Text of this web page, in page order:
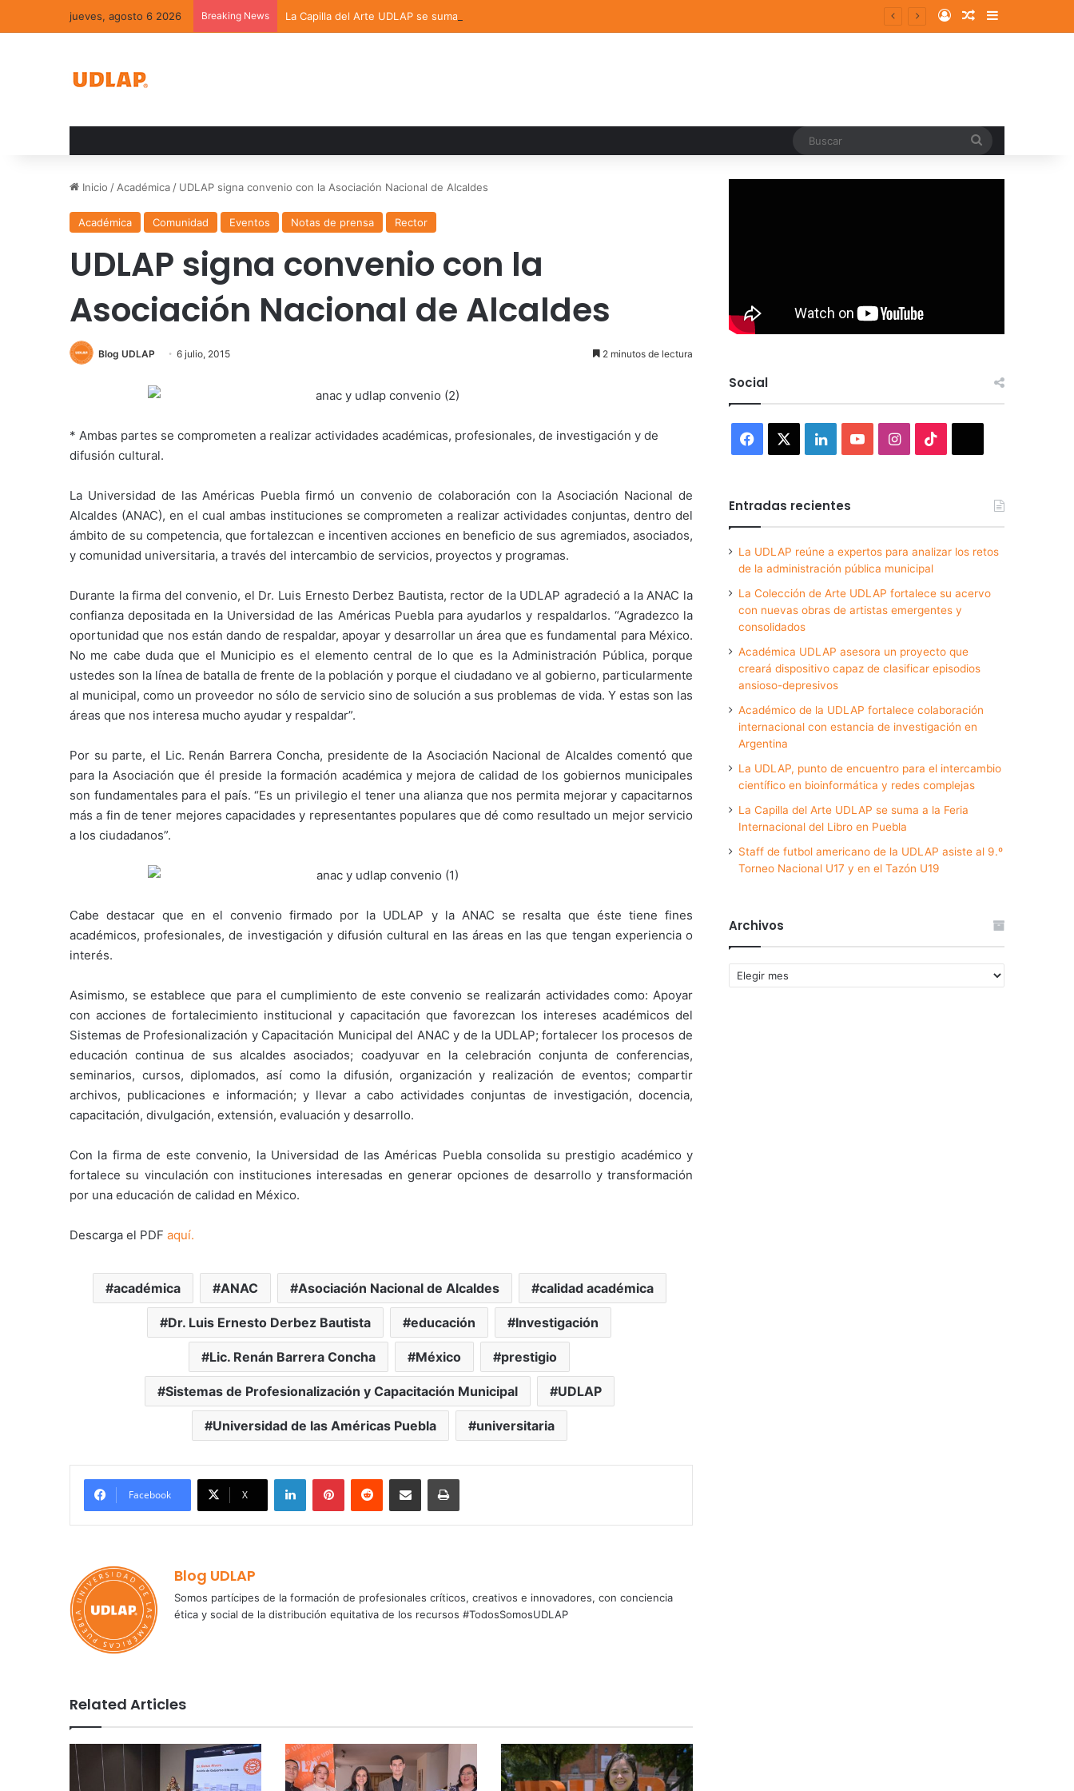
jueves, agosto 6 2026 Breaking News La Capilla del Arte UDLAP se suma a la Feria Internacional del Libro en Puebla Log InRandom Article
Sidebar
Inicio / Académica / UDLAP signa convenio con la Asociación Nacional de Alcaldes
Académica Comunidad Eventos Notas de prensa Rector
UDLAP signa convenio con la
Asociación Nacional de Alcaldes
Blog UDLAP 6 julio, 2015 2 minutos de lectura
* Ambas partes se comprometen a realizar actividades académicas, profesionales, de investigación y de
difusión cultural.
La Universidad de las Américas Puebla firmó un convenio de colaboración con la Asociación Nacional de
Alcaldes (ANAC), en el cual ambas instituciones se comprometen a realizar actividades conjuntas, dentro del
ámbito de su competencia, que fortalezcan e incentiven acciones en beneficio de sus agremiados, asociados,
y comunidad universitaria, a través del intercambio de servicios, proyectos y programas.
Durante la firma del convenio, el Dr. Luis Ernesto Derbez Bautista, rector de la UDLAP agradeció a la ANAC la
confianza depositada en la Universidad de las Américas Puebla para ayudarlos y respaldarlos. “Agradezco la
oportunidad que nos están dando de respaldar, apoyar y desarrollar un área que es fundamental para México.
No me cabe duda que el Municipio es el elemento central de lo que es la Administración Pública, porque
ustedes son la línea de batalla de frente de la población y porque el ciudadano ve al gobierno, particularmente
al municipal, como un proveedor no sólo de servicio sino de solución a sus problemas de vida. Y estas son las
áreas que nos interesa mucho ayudar y respaldar”.
Por su parte, el Lic. Renán Barrera Concha, presidente de la Asociación Nacional de Alcaldes comentó que
para la Asociación que él preside la formación académica y mejora de calidad de los gobiernos municipales
son fundamentales para el país. “Es un privilegio el tener una alianza que nos permita mejorar y capacitarnos
más a fin de tener mejores capacidades y representantes populares que dé como resultado un mejor servicio
a los ciudadanos”.
Cabe destacar que en el convenio firmado por la UDLAP y la ANAC se resalta que éste tiene fines
académicos, profesionales, de investigación y difusión cultural en las áreas en las que tengan experiencia o
interés.
Asimismo, se establece que para el cumplimiento de este convenio se realizarán actividades como: Apoyar
con acciones de fortalecimiento institucional y capacitación que favorezcan los intereses académicos del
Sistemas de Profesionalización y Capacitación Municipal del ANAC y de la UDLAP; fortalecer los procesos de
educación continua de sus alcaldes asociados; coadyuvar en la celebración conjunta de conferencias,
seminarios, cursos, diplomados, así como la difusión, organización y realización de eventos; compartir
archivos, publicaciones e información; y llevar a cabo actividades conjuntas de investigación, docencia,
capacitación, divulgación, extensión, evaluación y desarrollo.
Con la firma de este convenio, la Universidad de las Américas Puebla consolida su prestigio académico y
fortalece su vinculación con instituciones interesadas en generar opciones de desarrollo y transformación
por una educación de calidad en México.
Descarga el PDF aquí.
académica ANAC Asociación Nacional de Alcaldes calidad académica
Dr. Luis Ernesto Derbez Bautista educación Investigación
Lic. Renán Barrera Concha México prestigio
Sistemas de Profesionalización y Capacitación Municipal UDLAP
Universidad de las Américas Puebla universitaria
Facebook X
LinkedInPinterestReddit Share via Email Print
Blog UDLAP
Somos partícipes de la formación de profesionales críticos, creativos e innovadores, con conciencia
ética y social de la distribución equitativa de los recursos #TodosSomosUDLAP
Related Articles
Social
Facebook LinkedInYouTubeInstagram
Entradas recientes
La UDLAP reúne a expertos para analizar los retos
de la administración pública municipal
La Colección de Arte UDLAP fortalece su acervo
con nuevas obras de artistas emergentes y
consolidados
Académica UDLAP asesora un proyecto que
creará dispositivo capaz de clasificar episodios
ansioso-depresivos
Académico de la UDLAP fortalece colaboración
internacional con estancia de investigación en
Argentina
La UDLAP, punto de encuentro para el intercambio
científico en bioinformática y redes complejas
La Capilla del Arte UDLAP se suma a la Feria
Internacional del Libro en Puebla
Staff de futbol americano de la UDLAP asiste al 9.º
Torneo Nacional U17 y en el Tazón U19
Archivos
Archivos